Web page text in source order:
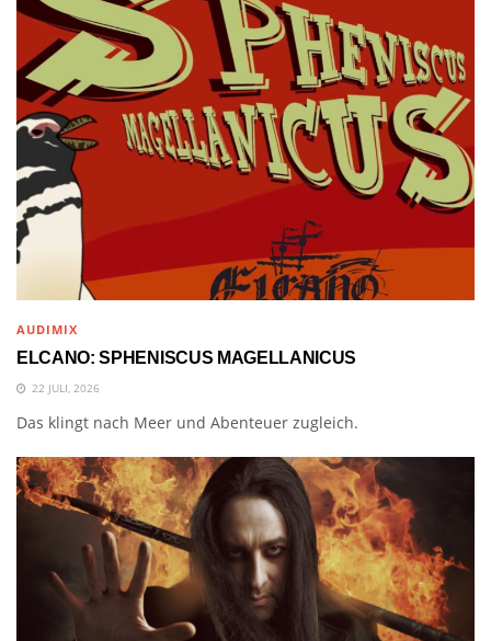
AUDIMIX
ELCANO: SPHENISCUS MAGELLANICUS
22 JULI, 2026
Das klingt nach Meer und Abenteuer zugleich.